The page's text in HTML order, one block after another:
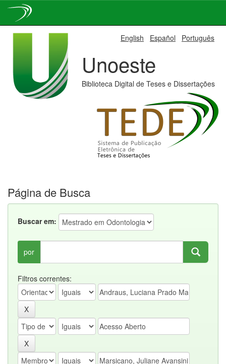
English Español Português
Unoeste
Biblioteca Digital de Teses e Dissertações
Página de Busca
Buscar em:
por
Filtros correntes: